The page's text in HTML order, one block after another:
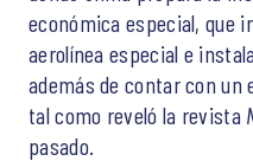
económica especial, que
aerolínea especial e
además de contar con
tal como reveló la revista
pasado.